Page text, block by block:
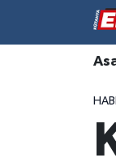
Altıntaş
Aslanapa
Hava
Trafik
Süper Lig